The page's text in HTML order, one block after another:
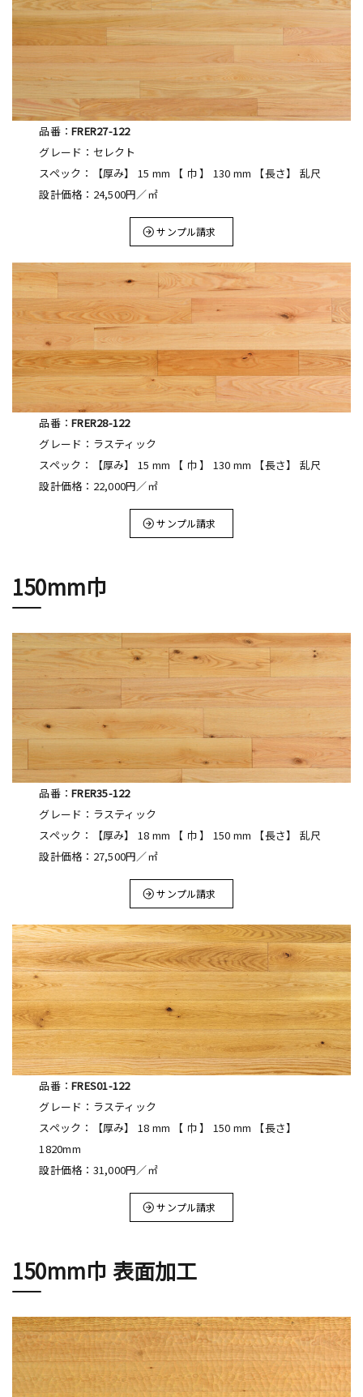
品番：FRER27-122
グレード：セレクト
スペック：【厚み】 15 mm 【 巾 】 130 mm 【長さ】 乱尺
設計価格：24,500円／㎡
サンプル請求
品番：FRER28-122
グレード：ラスティック
スペック：【厚み】 15 mm 【 巾 】 130 mm 【長さ】 乱尺
設計価格：22,000円／㎡
サンプル請求
150mm巾
品番：FRER35-122
グレード：ラスティック
スペック：【厚み】 18 mm 【 巾 】 150 mm 【長さ】 乱尺
設計価格：27,500円／㎡
サンプル請求
品番：FRES01-122
グレード：ラスティック
スペック：【厚み】 18 mm 【 巾 】 150 mm 【長さ】
1820mm
設計価格：31,000円／㎡
サンプル請求
150mm巾 表面加工